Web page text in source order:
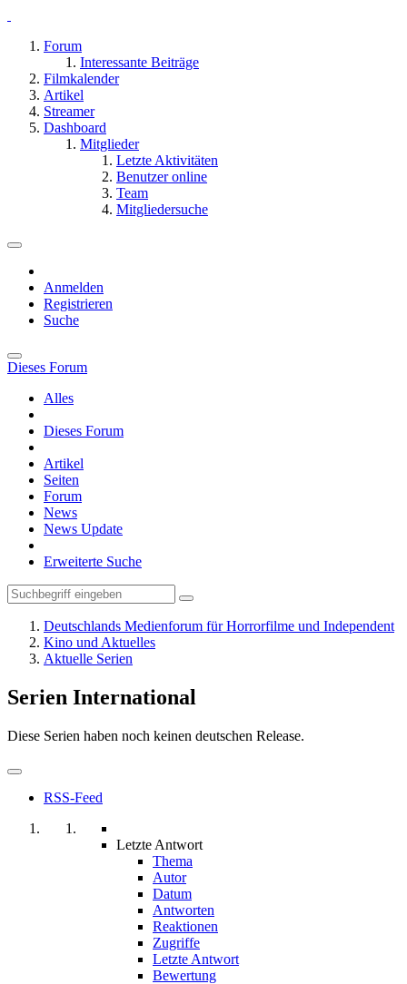
Forum
Interessante Beiträge
Filmkalender
Artikel
Streamer
Dashboard
Mitglieder
Letzte Aktivitäten
Benutzer online
Team
Mitgliedersuche
Anmelden
Registrieren
Suche
Dieses Forum
Alles
Dieses Forum
Artikel
Seiten
Forum
News
News Update
Erweiterte Suche
Deutschlands Medienforum für Horrorfilme und Independent
Kino und Aktuelles
Aktuelle Serien
Serien International
Diese Serien haben noch keinen deutschen Release.
RSS-Feed
Letzte Antwort
Thema
Autor
Datum
Antworten
Reaktionen
Zugriffe
Letzte Antwort
Bewertung